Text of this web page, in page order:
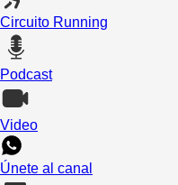
Circuito Running
Podcast
Video
Únete al canal